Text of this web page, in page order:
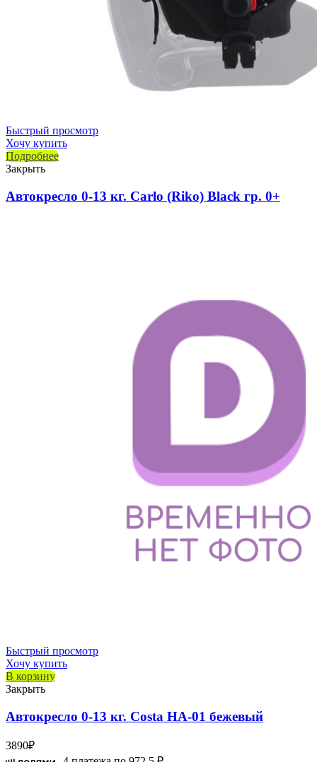
Быстрый просмотр
Хочу купить
Подробнее
Закрыть
Автокресло 0-13 кг. Carlo (Riko) Black гр. 0+
Быстрый просмотр
Хочу купить
В корзину
Закрыть
Автокресло 0-13 кг. Costa HA-01 бежевый
3890₽